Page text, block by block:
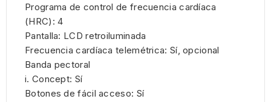
Programa de control de frecuencia cardíaca
(HRC): 4
Pantalla: LCD retroiluminada
Frecuencia cardíaca telemétrica: Sí, opcional
Banda pectoral
i. Concept: Sí
Botones de fácil acceso: Sí